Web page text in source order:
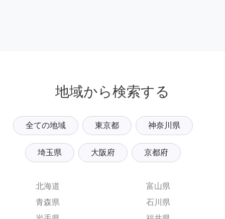
地域から検索する
全ての地域 東京都 神奈川県
埼玉県 大阪府 京都府
北海道
青森県
富山県
石川県